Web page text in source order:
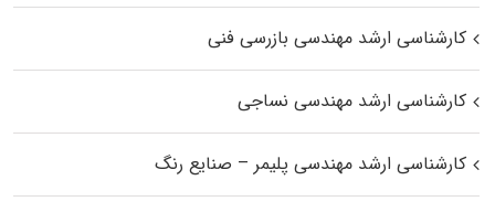
کارشناسی ارشد مهندسی بازرسی فنی
کارشناسی ارشد مهندسی نساجی
کارشناسی ارشد مهندسی پلیمر – صنایع رنگ